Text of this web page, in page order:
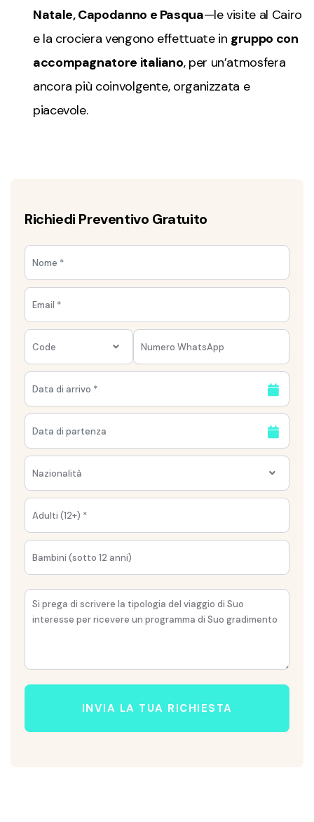
Natale, Capodanno e Pasqua—le visite al Cairo
e la crociera vengono effettuate in gruppo con
accompagnatore italiano, per un’atmosfera
ancora più coinvolgente, organizzata e
piacevole.
Richiedi Preventivo Gratuito
Code
Nazionalità
INVIA LA TUA RICHIESTA